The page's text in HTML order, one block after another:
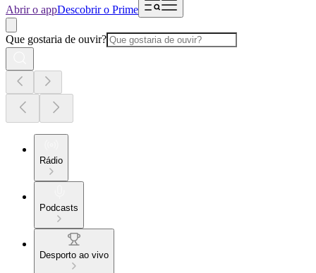
Abrir o appDescobrir o Prime
Que gostaria de ouvir?
Rádio
Podcasts
Desporto ao vivo